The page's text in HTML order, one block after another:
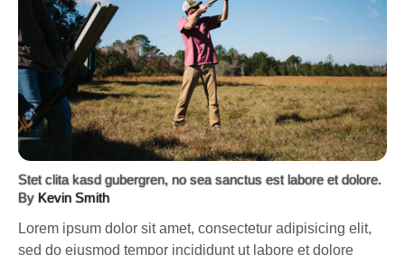
Stet clita kasd gubergren, no sea sanctus est labore et dolore.
By Kevin Smith
Lorem ipsum dolor sit amet, consectetur adipisicing elit,
sed do eiusmod tempor incididunt ut labore et dolore